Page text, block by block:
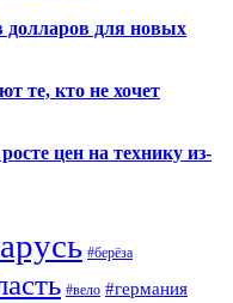
долларов для новых
те, кто не хочет
цен на технику из-
#берёза
#вело #германия